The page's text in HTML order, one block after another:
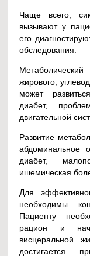
Чаще всего,
вызывают у
его
обследования.
жирового,
может
диабет,
двигательной
Развитие
абдоминальное
диабет,
ишемическая
Для
необходимы
Пациенту
рацион и
висцеральной
достигается